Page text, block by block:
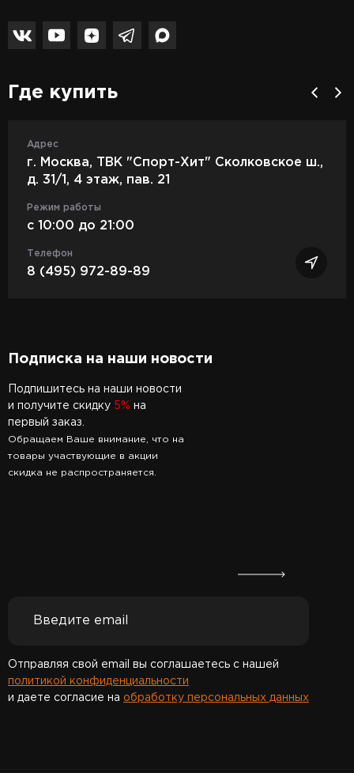
Где купить
Адрес
г. Москва, ТВК "Спорт-Хит" Сколковское ш.,
д. 31/1, 4 этаж, пав. 21
Режим работы
c 10:00 до 21:00
Телефон
8 (495) 972-89-89
Подписка на наши новости
Подпишитесь на наши новости
и получите скидку 5% на
первый заказ.
Обращаем Ваше внимание, что на
товары участвующие в акции
скидка не распространяется.
Отправляя свой email вы соглашаетесь с нашей
политикой конфиденциальности
и даете согласие на обработку персональных данных